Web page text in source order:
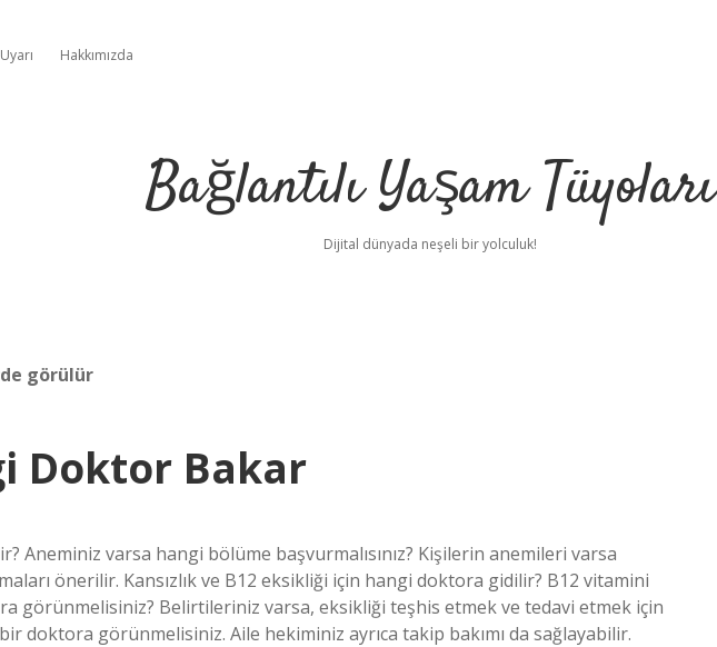
Hakkımızda
Bağlantılı Yaşam Tüyoları
Dijital dünyada neşeli bir yolculuk!
görülür
Doktor Bakar
Aneminiz varsa hangi bölüme başvurmalısınız? Kişilerin anemileri varsa
önerilir. Kansızlık ve B12 eksikliği için hangi doktora gidilir? B12 vitamini
görünmelisiniz? Belirtileriniz varsa, eksikliği teşhis etmek ve tedavi etmek için
doktora görünmelisiniz. Aile hekiminiz ayrıca takip bakımı da sağlayabilir.